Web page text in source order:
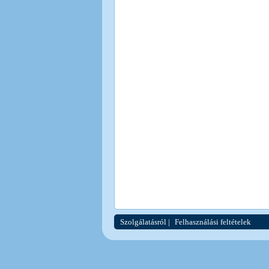
Szolgálatásról | Felhasználási feltételek